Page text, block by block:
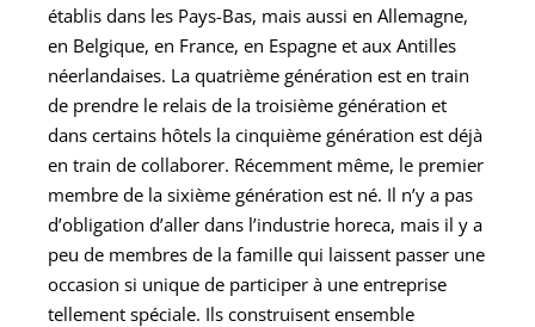
établis dans les Pays-Bas, mais aussi en Allemagne,
en Belgique, en France, en Espagne et aux Antilles
néerlandaises. La quatrième génération est en train
de prendre le relais de la troisième génération et
dans certains hôtels la cinquième génération est déjà
en train de collaborer. Récemment même, le premier
membre de la sixième génération est né. Il n’y a pas
d’obligation d’aller dans l’industrie horeca, mais il y a
peu de membres de la famille qui laissent passer une
occasion si unique de participer à une entreprise
tellement spéciale. Ils construisent ensemble